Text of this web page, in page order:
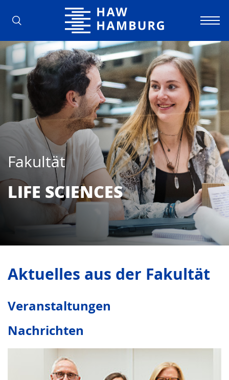
Hochschule für Angewandte
Fakultät
LIFE SCIEN­CES
Aktuelles aus der Fakultät
Veranstaltungen
Nachrichten